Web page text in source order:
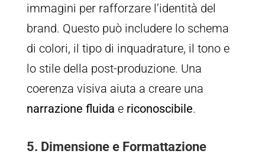
immagini per rafforzare l’identità del
brand. Questo può includere lo schema
di colori, il tipo di inquadrature, il tono e
lo stile della post-produzione. Una
coerenza visiva aiuta a creare una
narrazione fluida e riconoscibile.
5. Dimensione e Formattazione